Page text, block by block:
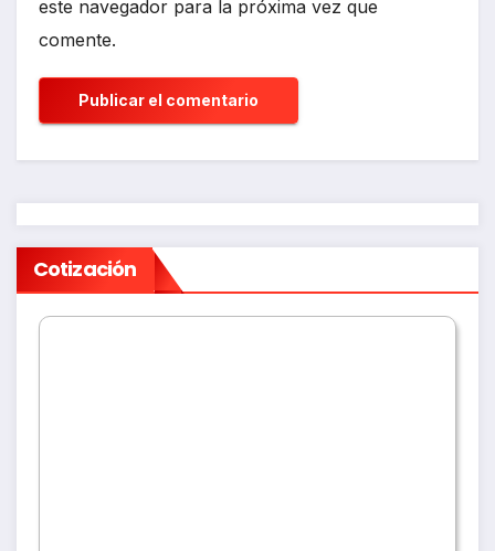
este navegador para la próxima vez que
comente.
Cotización